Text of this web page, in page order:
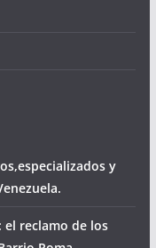
y
el reclamo de los